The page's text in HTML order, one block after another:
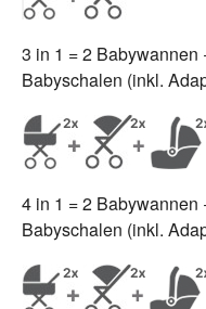
3 in 1 = 2 Babywannen
Babyschalen (inkl.
4 in 1 = 2 Babywannen
Babyschalen (inkl.